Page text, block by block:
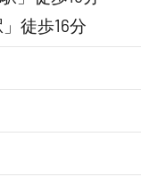
徒歩16分